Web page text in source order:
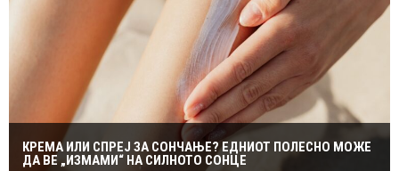
КРЕМА ИЛИ СПРЕЈ ЗА СОНЧАЊЕ? ЕДНИОТ ПОЛЕСНО МОЖЕ
ДА ВЕ „ИЗМАМИ“ НА СИЛНОТО СОНЦЕ